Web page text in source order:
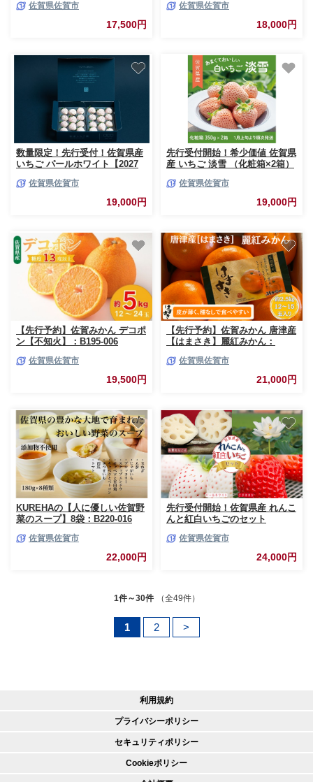
佐賀県佐賀市
17,500円
ールホワイト 白いちご イチゴ
佐賀県佐賀市
18,000円
数量限定！先行受付！佐賀県産
いちご パールホワイト【2027
苺 フルーツ 果物 くだもの スイ
ーツ ケーキ パフェ プレゼント
贈答 贈り物：B190-025
佐賀県佐賀市
19,000円
先行受付開始！希少価値 佐賀県
産 いちご 淡雪 （化粧箱×2箱）
物 旬 苺 白いちご 350g×2P 贈
答 化粧箱 ギフト プレゼント 九
州 佐賀県 佐賀市 清瀬農園 ：
佐賀県佐賀市
19,000円
【先行予約】佐賀みかん デコポ
ン【不知火】：B195-006
佐賀県佐賀市
19,500円
【先行予約】佐賀みかん 唐津産
【はまさき】麗紅みかん：
佐賀県佐賀市
21,000円
KUREHAの【人に優しい佐賀野
菜のスープ】8袋：B220-016
佐賀県佐賀市
22,000円
先行受付開始！佐賀県産 れんこ
んと紅白いちごのセット
さがほのか パールホワイト 苺
いちご イチゴ 蓮根 レンコン れ
佐賀県佐賀市
24,000円
1件～30件 （全49件）
1 2 >
利用規約
プライバシーポリシー
セキュリティポリシー
Cookieポリシー